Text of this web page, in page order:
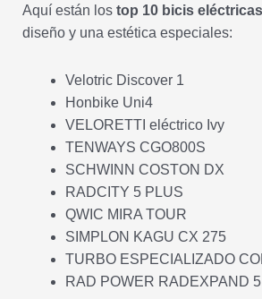
Aquí están los top 10 bicis
diseño y una estética especiales:
Velotric Discover 1
Honbike Uni4
VELORETTI eléctrico Ivy
TENWAYS CGO800S
SCHWINN COSTON DX
RADCITY 5 PLUS
QWIC MIRA TOUR
SIMPLON KAGU CX 275
TURBO ESPECIALIZADO
RAD POWER RADEXPAND 5